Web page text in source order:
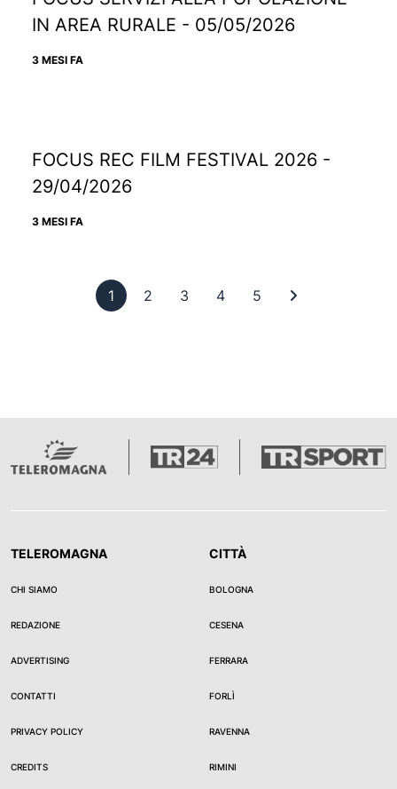
IN AREA RURALE - 05/05/2026
3 MESI FA
FOCUS REC FILM FESTIVAL 2026 -
29/04/2026
3 MESI FA
1 Pagina 1
2 Pagina 2
3 Pagina 3
4Pagina 4
5 Pagina 5
TELEROMAGNA
CHI SIAMO
REDAZIONE
ADVERTISING
CONTATTI
PRIVACY POLICY
CREDITS
CITTÀ
BOLOGNA
CESENA
FERRARA
FORLÌ
RAVENNA
RIMINI